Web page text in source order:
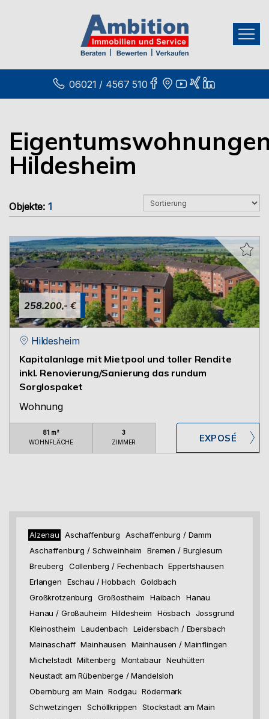
06021 / 4567 510
Hildesheim
Objekte: 1
258.200,- €
Hildesheim
Kapitalanlage mit Mietpool und toller Rendite
inkl. Renovierung/Sanierung das rundum
Sorglospaket
Wohnung
81 m²
WOHNFLÄCHE
3
ZIMMER
Alzenau Aschaffenburg
Aschaffenburg / Damm
Aschaffenburg / Schweinheim
Bremen / Burglesum
Breuberg
Collenberg / Fechenbach Eppertshausen
Erlangen
Eschau / Hobbach Goldbach
Großkrotzenburg
Großostheim Haibach
Hanau
Hanau / Großauheim Hildesheim Hösbach
Jossgrund
Kleinostheim
Laudenbach
Leidersbach / Ebersbach
Mainaschaff Mainhausen
Mainhausen / Mainflingen
Michelstadt Miltenberg Montabaur Neuhütten
Neustadt am Rübenberge / Mandelsloh
Obernburg am Main Rodgau Rödermark
Schwetzingen
Schöllkrippen
Stockstadt am Main